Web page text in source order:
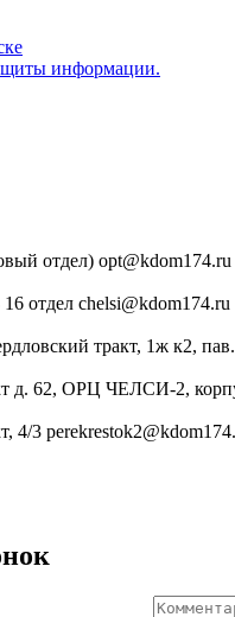
информации.
отдел) opt@kdom174.ru
отдел chelsi@kdom174.ru
тракт, 1ж к2,
д. 62, ОРЦ ЧЕЛСИ-2,
4/3